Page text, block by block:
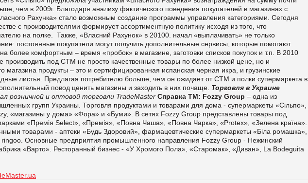
чем в 2009г. Благодаря анализу фактического поведения покупателей в магазинах с
Рахунка» стало возможным создание программы управления категориями. Сегодня
с производителями формирует ассортиментную политику исходя из того, что
на полке. Также, «Власний Рахунок» в 20100. начал «выплачивать» не только
постоянные покупатели могут получить дополнительные сервисы, которые помогают
более комфортным – время «пробок» в магазине, заготовки списков покупок и т.п. В 2010
производить под СТМ не просто качественные товары по более низкой цене, но и
магазина продукты – это и сертифицированная испанская черная икра, и грузинские
листья. Предлагая потребителю больше, чем он ожидает от СТМ и полки супермаркета в
повод ценить магазины и заходить в них почаще. Торговля в Украине
розничной и оптовой торговли TradeMaster Справка ТМ: Fozzy Group – одна из
групп Украины. Торговля продуктами и товарами для дома - супермаркеты «Сільпо»,
«магазины у дома» «Фора» и «Буми». В сетях Fozzy Group представлены товары под
«Премія Select», «Премія», «Повна Чаша», «Повна Чарка», «Protex», «Зелена країна».
товарами - аптеки «Будь Здоровий», фармацевтические супермаркеты «Біла ромашка»,
ringoo. Основные предприятия промышленного направления Fozzy Group - Нежинский
«Варто». Ресторанный бизнес - «У Хромого Пола», «Старомак», «Диван», La Bodeguita